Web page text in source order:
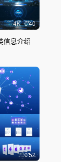
4K 0'40
信息介绍
0'52